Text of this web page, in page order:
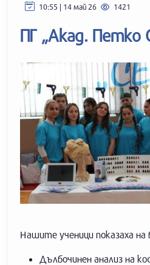
10:55 | 14 май 26 1421
ПГ „Акад. Петко
Нашите ученици показаха
Дълбочинен анализ на